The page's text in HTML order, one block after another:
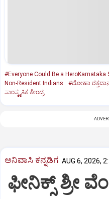
#Everyone Could Be a HeroKarnataka
Non-Resident Indians
#ದೋಹಾ
ಸಾಂಸ್ಕೃತಿಕ ಕೇಂದ್ರ
ಅನಿವಾಸಿ ಕನ್ನಡಿಗ AUG 6, 2026,
ಫೀನಿಕ್ಸ್ ಶ್ರೀ